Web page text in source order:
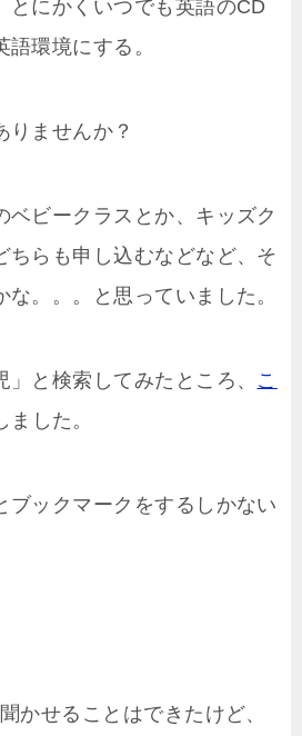
とにかくいつでも英語のCD
環境にする。
りませんか？
ベビークラスとか、キッズク
ちらも申し込むなどなど、そ
な。。。と思っていました。
と検索してみたところ、 こ
ました。
ブックマークをするしかない
かせることはできたけど、